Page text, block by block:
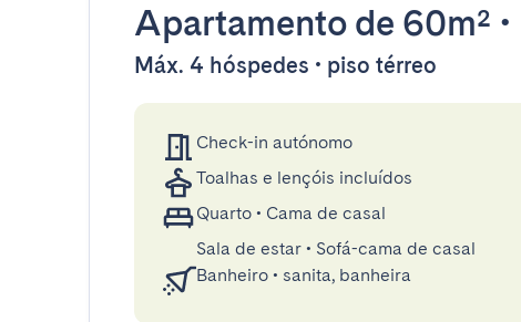
Apartamento de 60m² •
Máx. 4 hóspedes • piso térreo
Check-in autónomo
Toalhas e lençóis incluídos
Quarto • Cama de casal
Sala de estar • Sofá-cama de casal
Banheiro • sanita, banheira